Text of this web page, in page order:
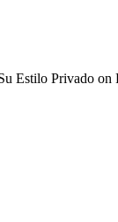
Estilo Privado on